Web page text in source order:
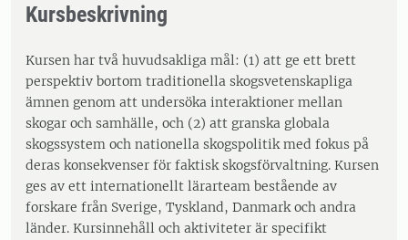
Kursbeskrivning
Kursen har två huvudsakliga mål: (1) att ge ett brett
perspektiv bortom traditionella skogsvetenskapliga
ämnen genom att undersöka interaktioner mellan
skogar och samhälle, och (2) att granska globala
skogssystem och nationella skogspolitik med fokus på
deras konsekvenser för faktisk skogsförvaltning. Kursen
ges av ett internationellt lärarteam bestående av
forskare från Sverige, Tyskland, Danmark och andra
länder. Kursinnehåll och aktiviteter är specifikt